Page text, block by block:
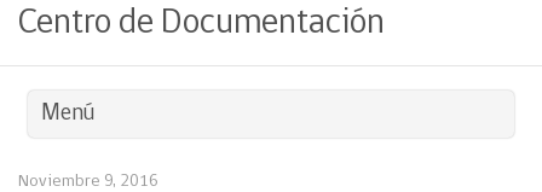
Centro de Documentación
Menú
Noviembre 9, 2016